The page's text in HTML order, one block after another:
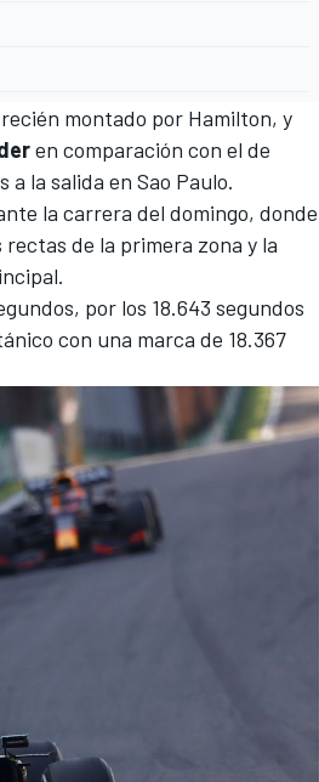
montado por Hamilton, y
en comparación con el de
la salida en Sao Paulo.
la carrera del domingo, donde
de la primera zona y la
por los 18.643 segundos
con una marca de 18.367